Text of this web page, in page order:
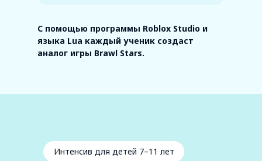
С помощью программы Roblox Studio и
языка Lua каждый ученик создаст
аналог игры Brawl Stars.
Интенсив для детей 7–11 лет
помощью Scratch и
Tinkercad
3D-
моделированию с
помощью Scratch и